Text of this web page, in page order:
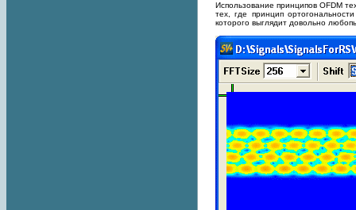
Использование принципов OFDM
тех, где принцип
которого выглядит довольно